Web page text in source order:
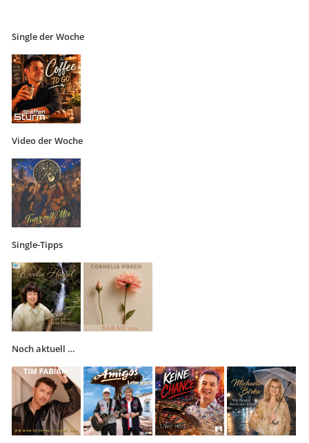
Single der Woche
Video der Woche
Single-Tipps
Noch aktuell …